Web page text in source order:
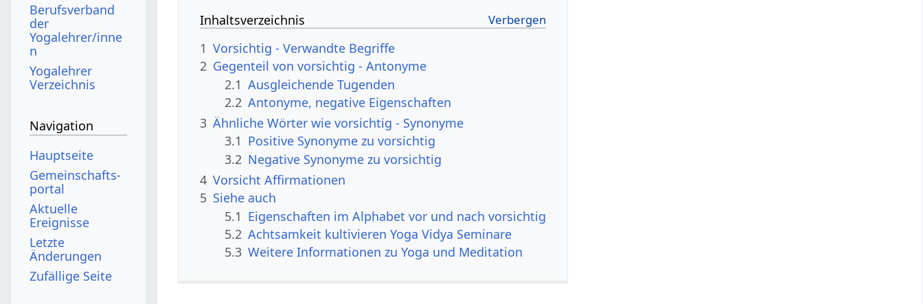
Inhaltsverzeichnis
1 Vorsichtig - Verwandte Begriffe
2 Gegenteil von vorsichtig - Antonyme
2.1 Ausgleichende Tugenden
2.2 Antonyme, negative Eigenschaften
3 Ähnliche Wörter wie vorsichtig - Synonyme
3.1 Positive Synonyme zu vorsichtig
3.2 Negative Synonyme zu vorsichtig
4 Vorsicht Affirmationen
5 Siehe auch
5.1 Eigenschaften im Alphabet vor und nach vorsichtig
5.2 Achtsamkeit kultivieren Yoga Vidya Seminare
5.3 Weitere Informationen zu Yoga und Meditation
Berufsverband
der
Yogalehrer/inne
n
Yogalehrer
Verzeichnis
Navigation
Hauptseite
Gemeinschafts­
portal
Aktuelle
Ereignisse
Letzte
Änderungen
Zufällige Seite